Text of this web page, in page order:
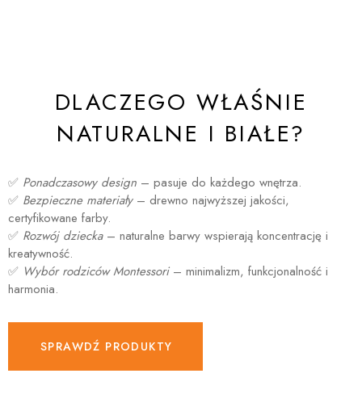
DLACZEGO WŁAŚNIE
NATURALNE I BIAŁE?
✅ Ponadczasowy design – pasuje do każdego wnętrza.
✅ Bezpieczne materiały– drewno najwyższej jakości,
certyfikowane farby.
✅ Rozwój dziecka– naturalne barwy wspierają koncentrację i
kreatywność.
✅ Wybór rodziców Montessori– minimalizm, funkcjonalność i
harmonia.
SPRAWDŹ PRODUKTY